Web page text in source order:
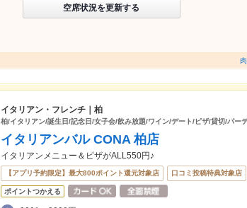
空席状況を更新する
イタリアン・フレンチ｜柏
柏/イタリアン/誕生日/記念日/女子会/飲み放題/ワイン/デート/ピザ/貸切/パー
イタリアンバル CONA 柏店
イタリアンメニュー＆ピザがALL550円♪
【アプリ予約限定】最大800ポイント還元対象店 口コミ投稿特典対象店
ポイントつかえる